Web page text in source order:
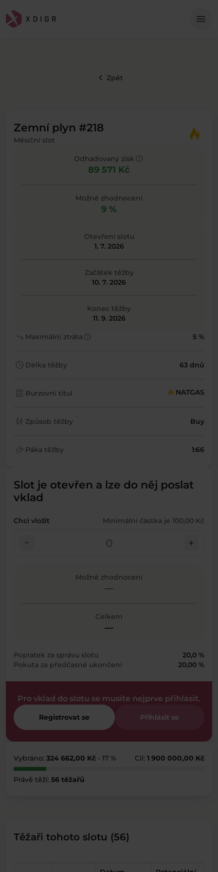
menu
keyboard_arrow_left Zpět
Zemní plyn #218
Měsíční slot
Odhadovaný zisk
89 571 Kč
Možné zhodnocení
9 %
Otevření slotu
1. 7. 2026
Začátek těžby
10. 7. 2026
Konec těžby
11. 9. 2026
trending_down Maximální ztrátahelp 5 %
schedule Délka těžby 63 dnů
account_balance Burzovní titul NATGAS
candlestick_chart Způsob těžby Buy
finance_mode Páka těžby 1:66
Slot je otevřen a lze do něj poslat
vklad
Chci vložit Minimální částka je 100,00 Kč
check_indeterminate_small add
Možné zhodnocení
—
Celkem
—
Poplatek za správu slotu
20,0 %
Pokuta za předčasné ukončení
20,00 %
Pro vklad do slotu se musíte nejprve přihlásit.
Registrovat se Přihlásit se
Vybráno: 324 662,00 Kč - 17 % Cíl: 1 900 000,00 Kč
Právě těží: 56 těžařů
Těžaři tohoto slotu (56)